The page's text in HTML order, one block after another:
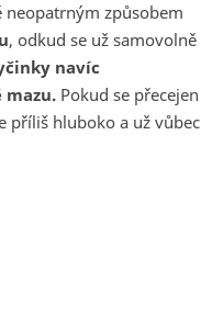
neopatrným způsobem
, odkud se už samovolně
navíc
mazu. Pokud se přecejen
příliš hluboko a už vůbec